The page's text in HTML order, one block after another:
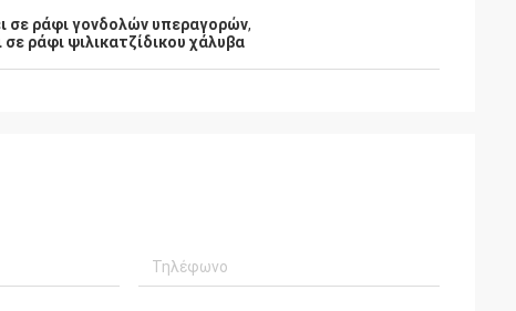
σε ράφι γονδολών υπεραγορών,
ράφι ψιλικατζίδικου χάλυβα